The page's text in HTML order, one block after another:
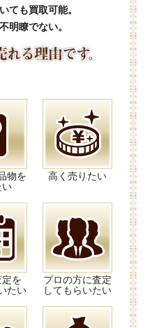
ても買取可能。
明瞭でない。
物を
い
高く売りたい
を
たい
プロの方に査定
してもらいたい